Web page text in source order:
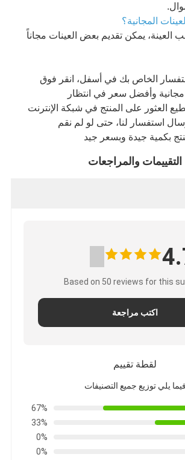
المجانية؟
العينة، يمكن تقديم بعض العينات مجاناً
الخاص بك في أسفل، انقر فوق
وأفضل سعر في انتظار
العثور على المنتج في شبكة الإنترنت
استفسار لنا، حتى لو لم نقم
بكمية جيدة وبسعر جيد
التقييمات والمراجعات
Based on 50 reviews for this
اكتب مراجعة
لقطة تقييم
فيما يلي توزيع جميع التصنيفات
67%
33%
0%
0%